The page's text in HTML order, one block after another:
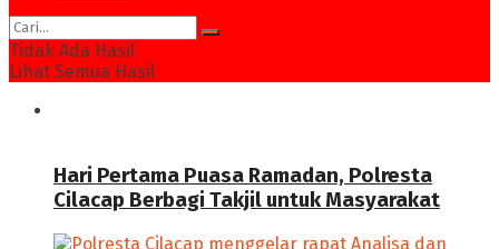
Tidak Ada Hasil
Lihat Semua Hasil
Hari Pertama Puasa Ramadan, Polresta
Cilacap Berbagi Takjil untuk Masyarakat